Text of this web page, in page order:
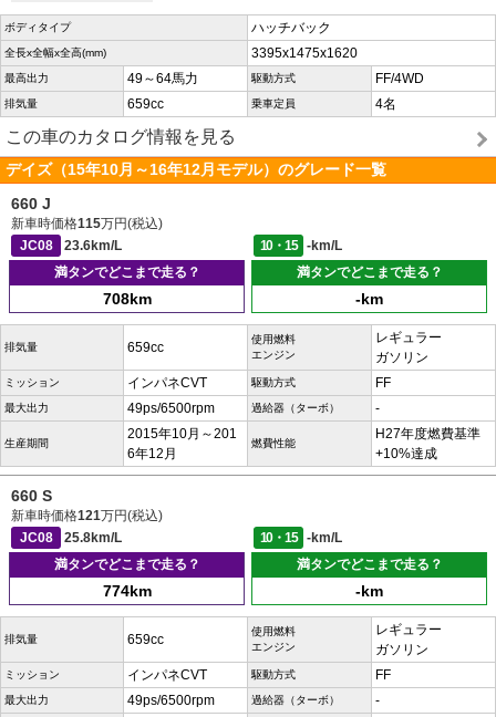
ボディタイプ ハッチバック
全長x全幅x全高(mm) 3395x1475x1620
最高出力 49～64馬力 駆動方式 FF/4WD
排気量 659cc 乗車定員 4名
この車のカタログ情報を見る
デイズ（15年10月～16年12月モデル）のグレード一覧
660 J
新車時価格115万円(税込)
JC08
23.6km/L 10・15
-km/L
満タンでどこまで走る？
708km
満タンでどこまで走る？
-km
排気量 659cc
使用燃料
エンジン
レギュラー
ガソリン
ミッション インパネCVT 駆動方式 FF
最大出力 49ps/6500rpm 過給器（ターボ） -
生産期間
2015年10月～201
6年12月
燃費性能
H27年度燃費基準
+10%達成
660 S
新車時価格121万円(税込)
JC08
25.8km/L 10・15
-km/L
満タンでどこまで走る？
774km
満タンでどこまで走る？
-km
排気量 659cc
使用燃料
エンジン
レギュラー
ガソリン
ミッション インパネCVT 駆動方式 FF
最大出力 49ps/6500rpm 過給器（ターボ） -